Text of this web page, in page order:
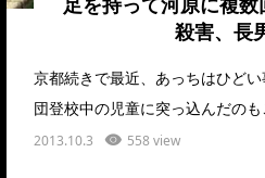
足を持って河原に複
殺害、長
京都続きで最近、あっちはひど
団登校中の児童に突っ込んだの
2013.10.3 558 view